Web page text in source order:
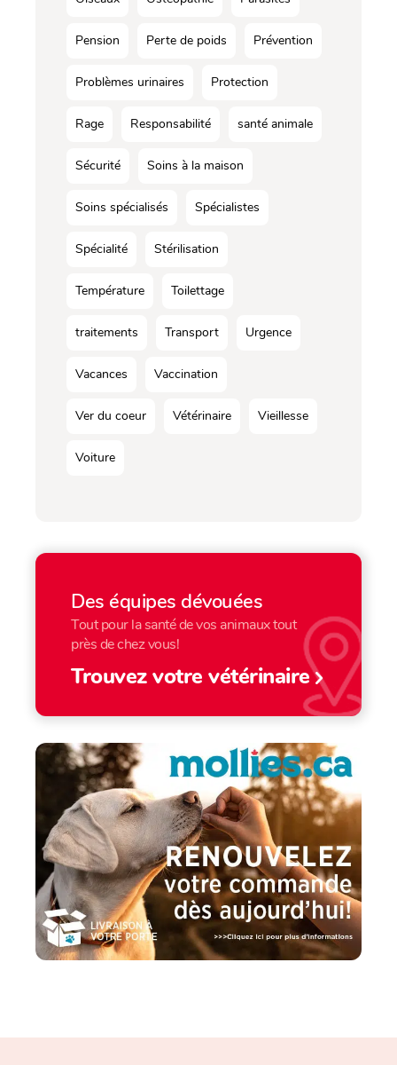
Pension Perte de poids Prévention
Problèmes urinaires Protection
Rage Responsabilité santé animale
Sécurité Soins à la maison
Soins spécialisés Spécialistes
Spécialité Stérilisation
Température Toilettage
traitements Transport Urgence
Vacances Vaccination
Ver du coeur Vétérinaire Vieillesse
Voiture
Des équipes dévouées
Tout pour la santé de vos animaux tout
près de chez vous!
Trouvez votre vétérinaire